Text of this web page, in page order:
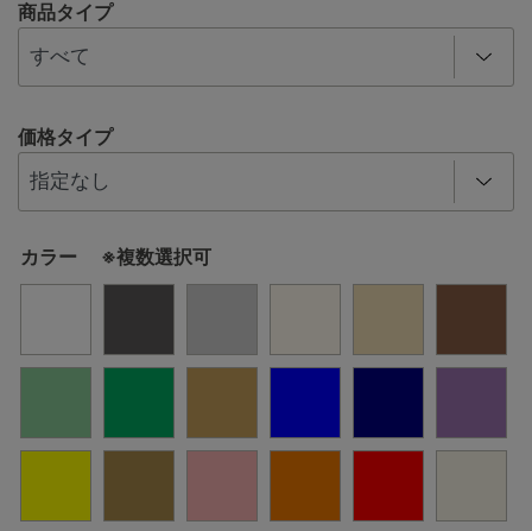
商品タイプ
価格タイプ
カラー ※複数選択可